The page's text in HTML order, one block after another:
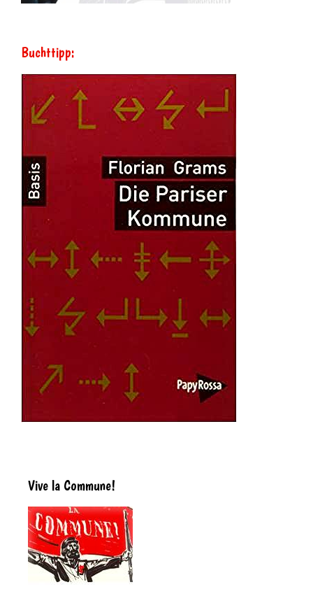
Buchttipp:
Vive la Commune!